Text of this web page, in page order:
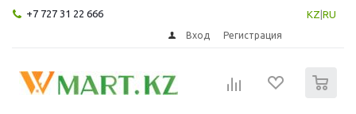
+7 727 31 22 666 KZ RU
Вход Регистрация